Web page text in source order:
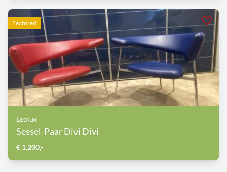
Featured
Leolux
Sessel-Paar Divi Divi
€ 1.200,-